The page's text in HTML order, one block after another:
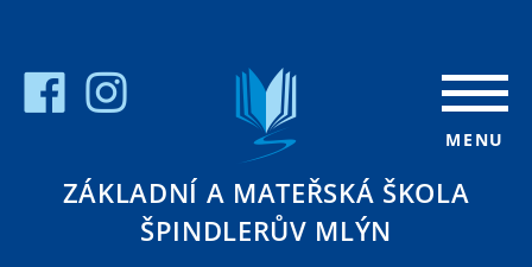
ZÁKLADNÍ A MATEŘSKÁ ŠKOLA
ŠPINDLERŮV MLÝN
MENU